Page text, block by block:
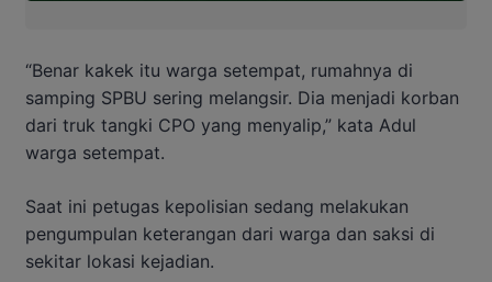
“Benar kakek itu warga setempat, rumahnya di
samping SPBU sering melangsir. Dia menjadi korban
dari truk tangki CPO yang menyalip,” kata Adul
warga setempat.
Saat ini petugas kepolisian sedang melakukan
pengumpulan keterangan dari warga dan saksi di
sekitar lokasi kejadian.